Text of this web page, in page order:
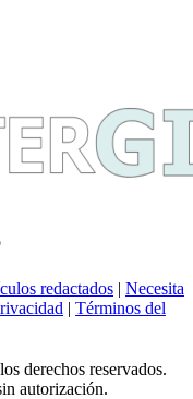
redactados | Necesita
| Términos del
derechos reservados.
autorización.